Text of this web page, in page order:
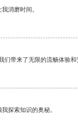
消磨时间。
带来了无限的流畅体验和
探索知识的奥秘。